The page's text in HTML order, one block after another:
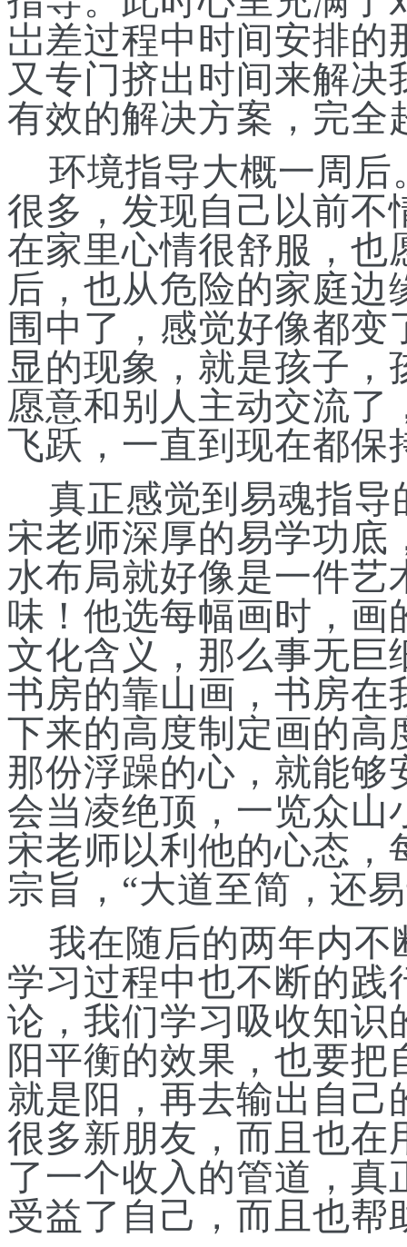
岀差过程中时间安排的
又专门挤出时间来解决
有效的解决方案，完全
环境指导大概一周
很多，发现自己以前不
在家里心情很舒服，也
后，也从危险的家庭
围中了 ，感觉好像都
显的现象，就是孩子 ，
愿意和别人主动交流
飞跃，一直到现在都保
真正感觉到易魂指导
宋老师深厚的易学功底
水布局就好像是一件艺
味！他选每幅画时，画
文化含义，那么事无巨
书房的靠山画，书房在
下来的高度制定画的高
那份浮躁的心，就能够
会当凌绝顶，一览众山
宋老师以利他的心态，
宗旨， “大道至简，还
我在随后的两年内
学习过程中也不断的践
论，我们学习吸收知识
阳平衡的效果，也要
就是阳，再去输出自己
很多新朋友，而且也在
了一个收入的管道，
受益了自己，而且也帮